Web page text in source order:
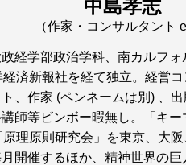
中島孝志
（作家・コンサルタント
経学部政治学科、南カルフォ
済新報社を経て独立。経営
、作家 (ペンネームは別) 、
師等ビンボー暇無し。「キー
理原則研究会」を東京、大
開催するほか、精神世界の